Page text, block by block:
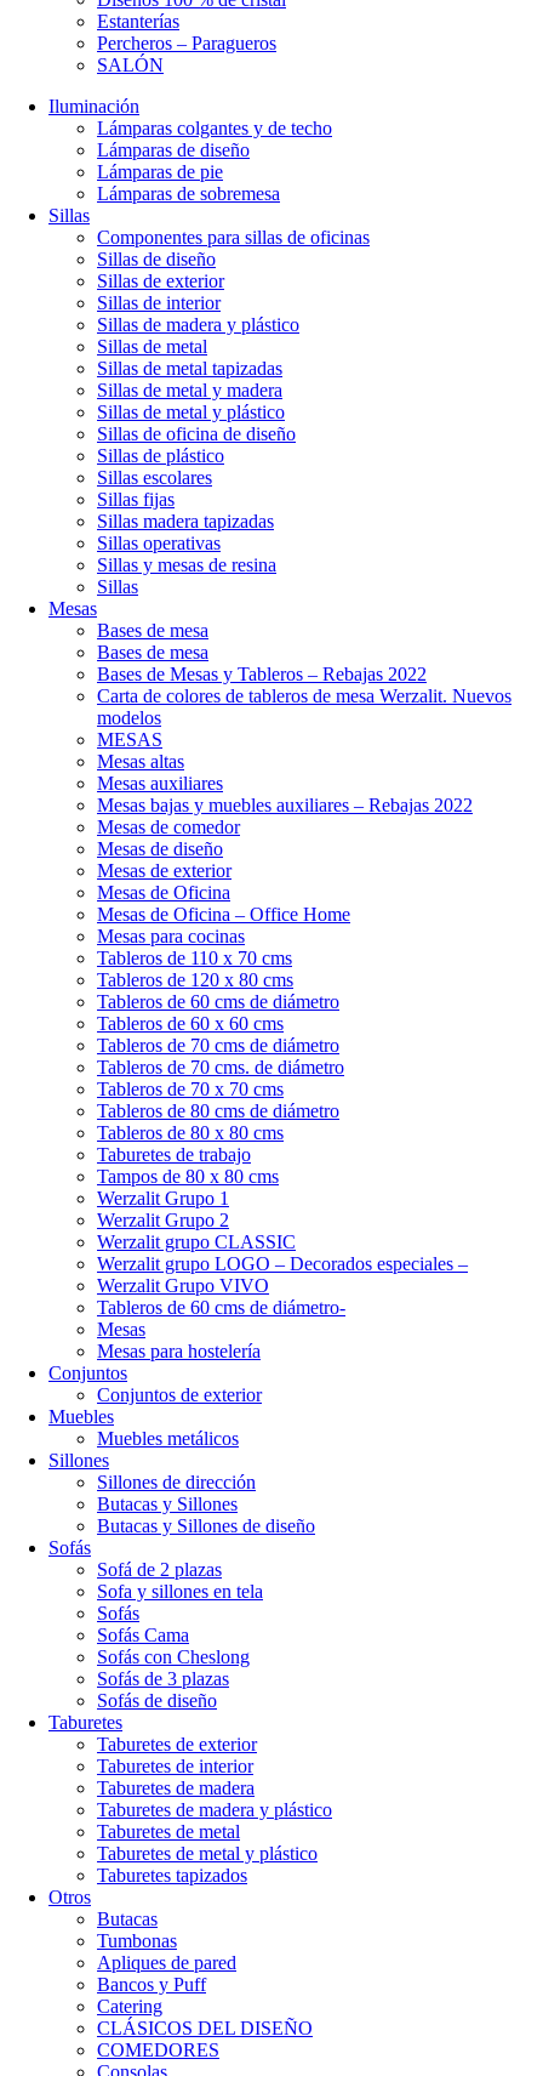
Estanterías
Percheros – Paragueros
SALÓN
Iluminación
Lámparas colgantes y de techo
Lámparas de diseño
Lámparas de pie
Lámparas de sobremesa
Sillas
Componentes para sillas de oficinas
Sillas de diseño
Sillas de exterior
Sillas de interior
Sillas de madera y plástico
Sillas de metal
Sillas de metal tapizadas
Sillas de metal y madera
Sillas de metal y plástico
Sillas de oficina de diseño
Sillas de plástico
Sillas escolares
Sillas fijas
Sillas madera tapizadas
Sillas operativas
Sillas y mesas de resina
Sillas
Mesas
Bases de mesa
Bases de mesa
Bases de Mesas y Tableros – Rebajas 2022
Carta de colores de tableros de mesa Werzalit. Nuevos
modelos
MESAS
Mesas altas
Mesas auxiliares
Mesas bajas y muebles auxiliares – Rebajas 2022
Mesas de comedor
Mesas de diseño
Mesas de exterior
Mesas de Oficina
Mesas de Oficina – Office Home
Mesas para cocinas
Tableros de 110 x 70 cms
Tableros de 120 x 80 cms
Tableros de 60 cms de diámetro
Tableros de 60 x 60 cms
Tableros de 70 cms de diámetro
Tableros de 70 cms. de diámetro
Tableros de 70 x 70 cms
Tableros de 80 cms de diámetro
Tableros de 80 x 80 cms
Taburetes de trabajo
Tampos de 80 x 80 cms
Werzalit Grupo 1
Werzalit Grupo 2
Werzalit grupo CLASSIC
Werzalit grupo LOGO – Decorados especiales –
Werzalit Grupo VIVO
Tableros de 60 cms de diámetro-
Mesas
Mesas para hostelería
Conjuntos
Conjuntos de exterior
Muebles
Muebles metálicos
Sillones
Sillones de dirección
Butacas y Sillones
Butacas y Sillones de diseño
Sofás
Sofá de 2 plazas
Sofa y sillones en tela
Sofás
Sofás Cama
Sofás con Cheslong
Sofás de 3 plazas
Sofás de diseño
Taburetes
Taburetes de exterior
Taburetes de interior
Taburetes de madera
Taburetes de madera y plástico
Taburetes de metal
Taburetes de metal y plástico
Taburetes tapizados
Otros
Butacas
Tumbonas
Apliques de pared
Bancos y Puff
Catering
CLÁSICOS DEL DISEÑO
COMEDORES
Consolas